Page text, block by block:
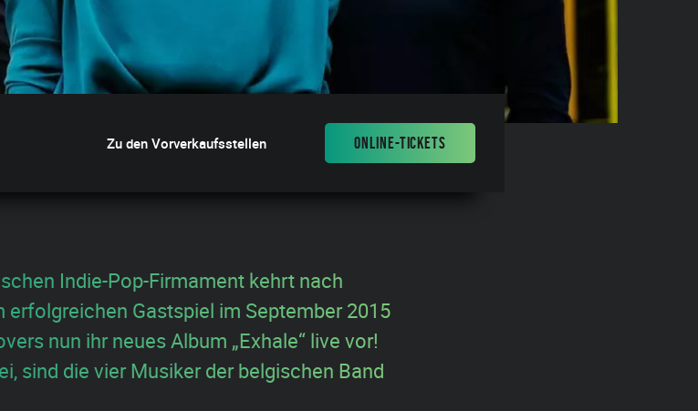
Zu den Vorverkaufsstellen ONLINE-TICKETS
Indie-Pop-Firmament kehrt nach
erfolgreichen Gastspiel im September 2015
nun ihr neues Album „Exhale“ live vor!
sind die vier Musiker der belgischen Band